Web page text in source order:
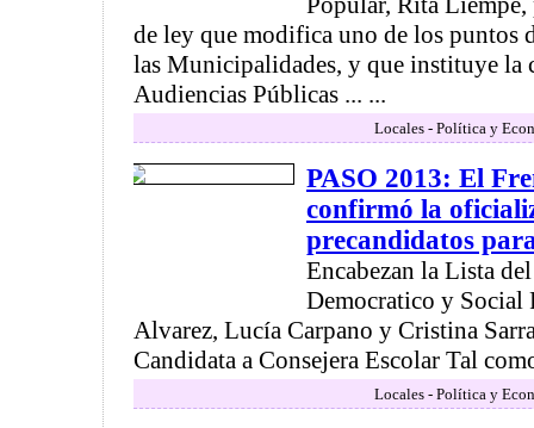
de ley que modifica uno de los puntos
las Municipalidades, y que instituye la
Audiencias Públicas ... ...
Locales - Política y
PASO 2013: El
confirmó la
precandidatos
Encabezan la Lista
Democratico y Social
Alvarez, Lucía Carpano y Cristina
Candidata a Consejera Escolar Tal
Locales - Política y